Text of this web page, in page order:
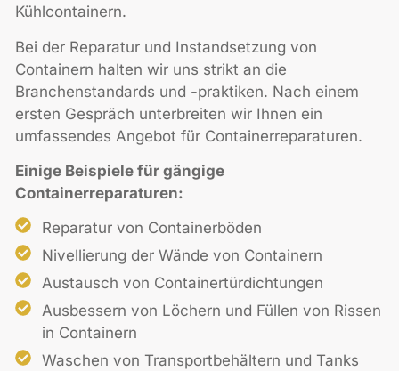
Kühlcontainern.
Bei der Reparatur und Instandsetzung von
Containern halten wir uns strikt an die
Branchenstandards und -praktiken. Nach einem
ersten Gespräch unterbreiten wir Ihnen ein
umfassendes Angebot für Containerreparaturen.
Einige Beispiele für gängige
Containerreparaturen:
Reparatur von Containerböden
Nivellierung der Wände von Containern
Austausch von Containertürdichtungen
Ausbessern von Löchern und Füllen von Rissen
in Containern
Waschen von Transportbehältern und Tanks